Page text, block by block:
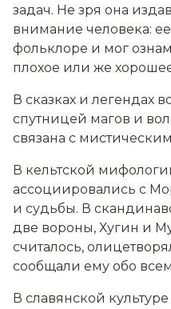
задач. Не зря она
внимание человека:
фольклоре и мог
плохое или же
В сказках и легендах
спутницей магов и
связана с
В кельтской
ассоциировались с
и судьбы. В
две вороны, Хугин и
считалось,
сообщали ему обо
В славянской